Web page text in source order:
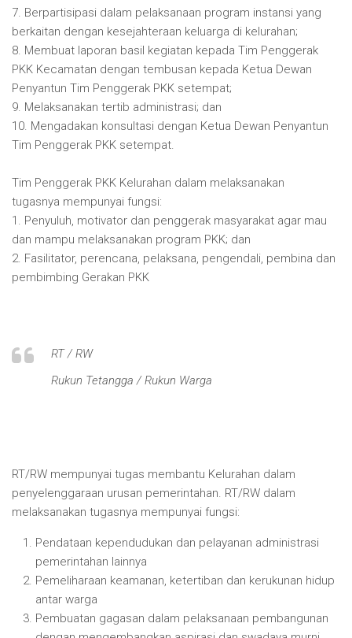
7. Berpartisipasi dalam pelaksanaan program instansi yang
berkaitan dengan kesejahteraan keluarga di kelurahan;
8. Membuat laporan basil kegiatan kepada Tim Penggerak
PKK Kecamatan dengan tembusan kepada Ketua Dewan
Penyantun Tim Penggerak PKK setempat;
9. Melaksanakan tertib administrasi; dan
10. Mengadakan konsultasi dengan Ketua Dewan Penyantun
Tim Penggerak PKK setempat.
Tim Penggerak PKK Kelurahan dalam melaksanakan
tugasnya mempunyai fungsi:
1. Penyuluh, motivator dan penggerak masyarakat agar mau
dan mampu melaksanakan program PKK; dan
2. Fasilitator, perencana, pelaksana, pengendali, pembina dan
pembimbing Gerakan PKK
RT / RW
Rukun Tetangga / Rukun Warga
RT/RW mempunyai tugas membantu Kelurahan dalam
penyelenggaraan urusan pemerintahan. RT/RW dalam
melaksanakan tugasnya mempunyai fungsi:
Pendataan kependudukan dan pelayanan administrasi
pemerintahan lainnya
Pemeliharaan keamanan, ketertiban dan kerukunan hidup
antar warga
Pembuatan gagasan dalam pelaksanaan pembangunan